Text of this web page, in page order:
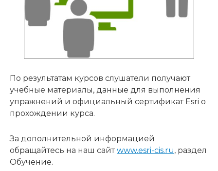
По результатам курсов слушатели получают
учебные материалы, данные для выполнения
упражнений и официальный сертификат Esri о
прохождении курса.
За дополнительной информацией
обращайтесь на наш сайтwww.esri-cis.ru, раздел
Обучение.